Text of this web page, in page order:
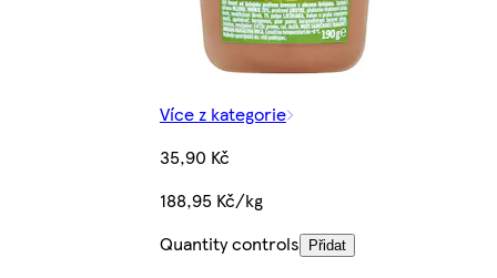
Více z kategorie
35,90 Kč
188,95 Kč/kg
Quantity controls
Přidat